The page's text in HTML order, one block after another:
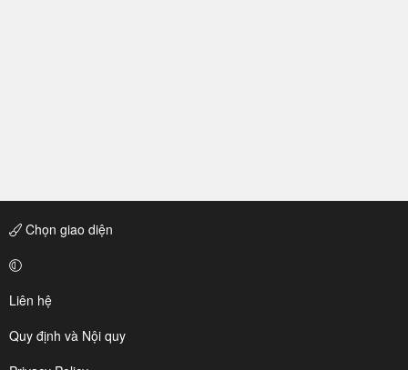
Chọn giao diện
Liên hệ
Quy định và Nội quy